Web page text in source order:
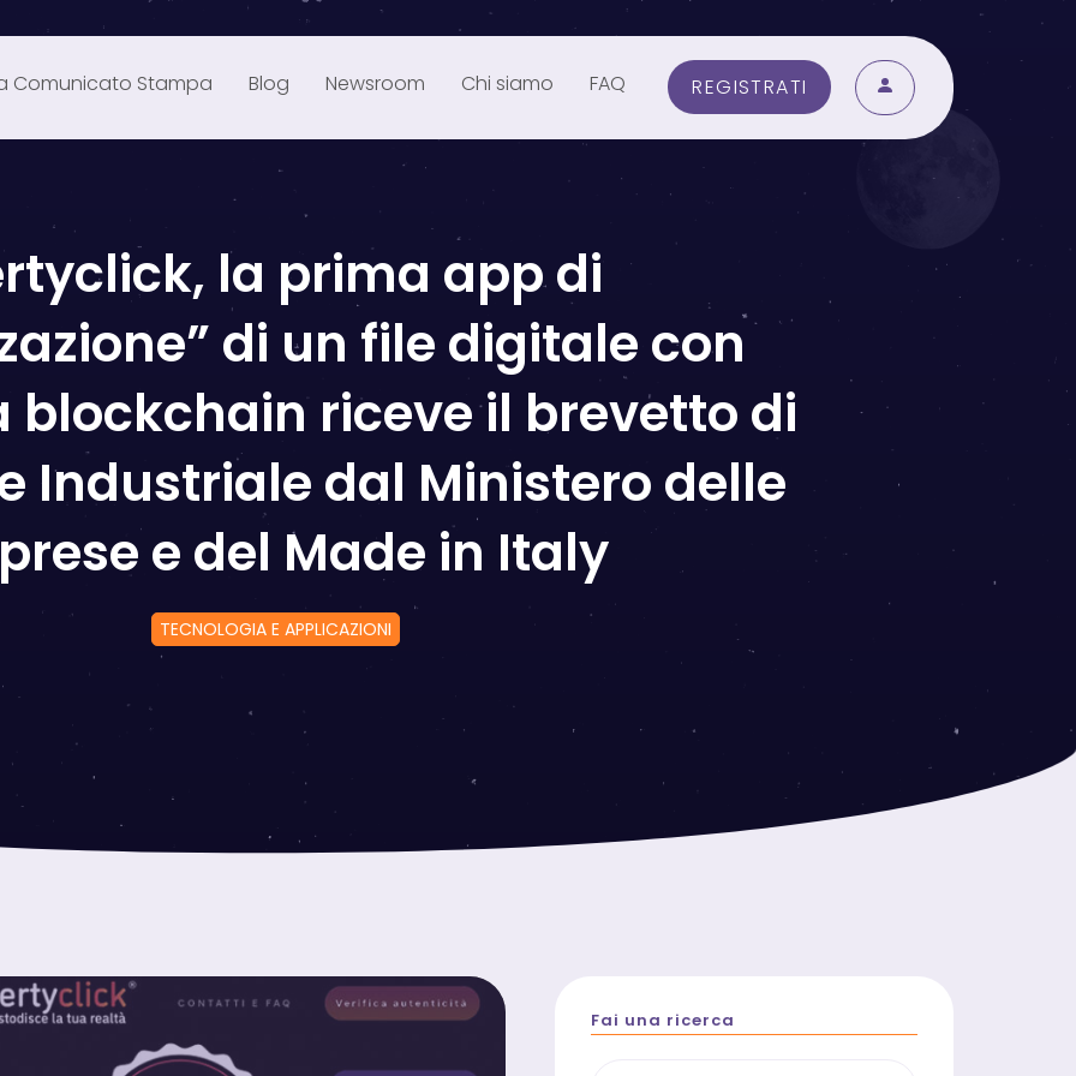
Comunicato Stampa Blog Newsroom Chi siamo FAQ REGISTRATI
la prima app di
di un file digitale con
blockchain riceve il brevetto di
Industriale dal Ministero delle
e del Made in Italy
TECNOLOGIA E APPLICAZIONI
Fai una ricerca